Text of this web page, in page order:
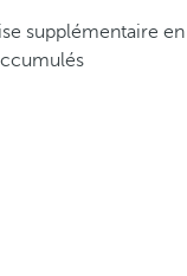
supplémentaire